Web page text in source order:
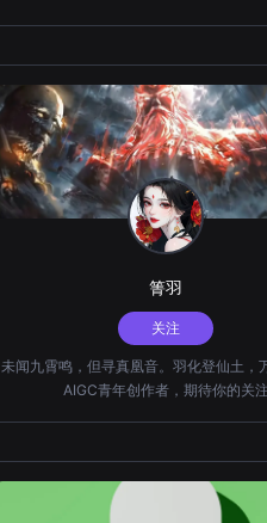
箐羽
关注
未闻九霄鸣，但寻真凰音。羽化登仙土，
AIGC青年创作者，期待你的关注